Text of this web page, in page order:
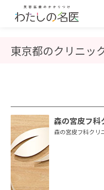
東京都のクリニッ
森の宮皮フ科
森の宮皮フ科クリ